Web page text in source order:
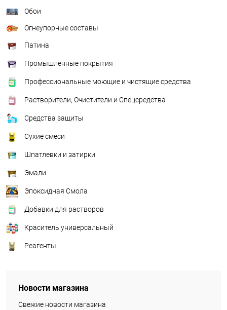
Обои
Огнеупорные составы
Патина
Промышленные покрытия
Профессиональные моющие и чистящие средства
Растворители, Очистители и Спецсредства
Средства защиты
Сухие смеси
Шпатлевки и затирки
Эмали
Эпоксидная Смола
Добавки для растворов
Краситель универсальный
Реагенты
Новости магазина
Свежие новости магазина